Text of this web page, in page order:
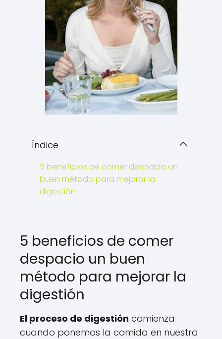
Índice
5 beneficios de comer despacio un
buen método para mejorar la
digestión
5 beneficios de comer
despacio un buen
método para mejorar la
digestión
El proceso de digestión comienza
cuando ponemos la comida en nuestra